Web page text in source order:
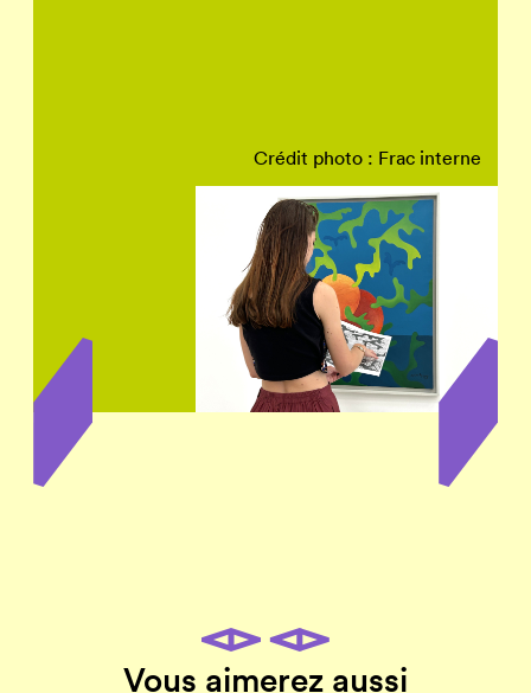
Crédit photo : Frac interne
Vous aimerez aussi